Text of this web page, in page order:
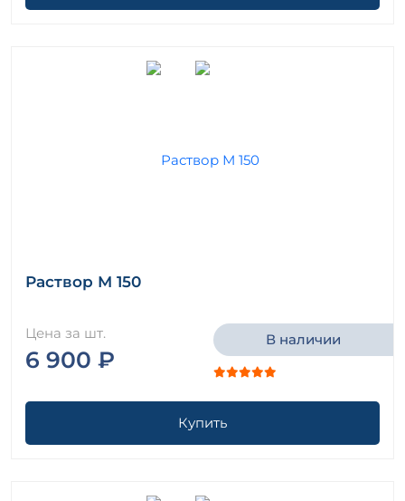
Раствор М 150
Цена за шт.
6 900 ₽
В наличии
Купить